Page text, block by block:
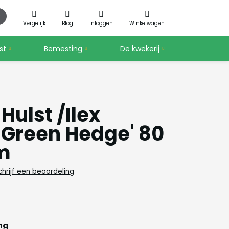
Vergelijk Blog Inloggen Winkelwagen
Bemesting De kwekerij
/Ilex
Hedge' 80
een beoordeling